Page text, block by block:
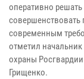
оперативно
современным
отметил
охраны
Грищенко.